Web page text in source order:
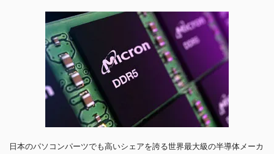
日本のパソコンパーツでも高いシェアを誇る世界最大級の半導体メーカ